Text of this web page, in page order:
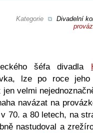
Kategorie Divadelní
šéfa divadla
lze po roce
jen velmi
navázat na
70. a 80 letech, na
nastudoval a